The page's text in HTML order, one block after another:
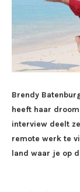
Brendy
heeft haar
interview deelt
remote werk te
land waar je op